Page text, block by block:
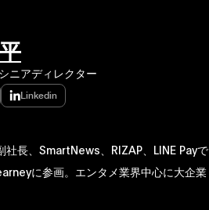
ニアディレクター
Linkedin
長、SmartNews、RIZAP、LINE Payで
に参画。エンタメ業界中心に大企業